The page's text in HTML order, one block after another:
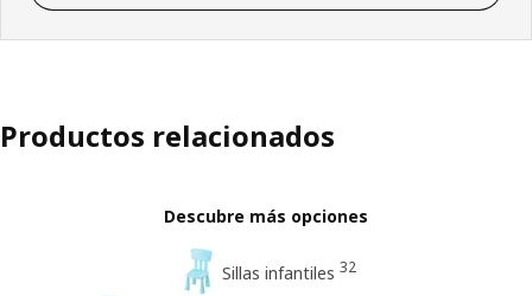
Productos relacionados
Descubre más opciones
Sillas infantiles 32